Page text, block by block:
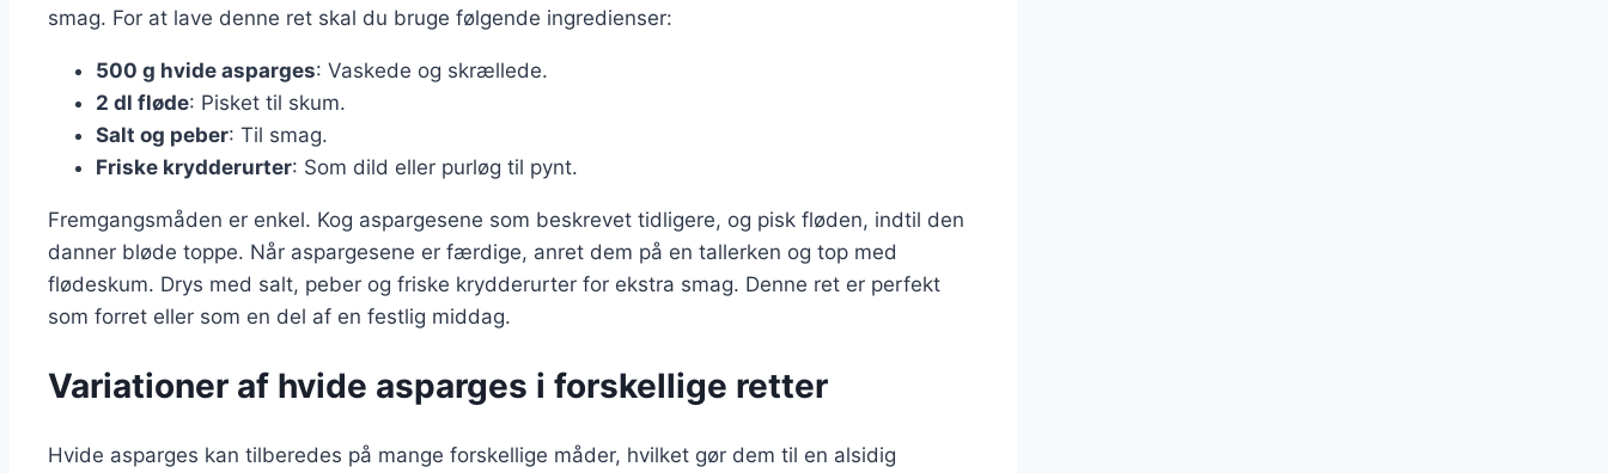
smag. For at lave denne ret skal du bruge følgende ingredienser:
500 g hvide asparges: Vaskede og skrællede.
2 dl fløde: Pisket til skum.
Salt og peber: Til smag.
Friske krydderurter: Som dild eller purløg til pynt.
Fremgangsmåden er enkel. Kog aspargesene som beskrevet tidligere, og pisk fløden, indtil den
danner bløde toppe. Når aspargesene er færdige, anret dem på en tallerken og top med
flødeskum. Drys med salt, peber og friske krydderurter for ekstra smag. Denne ret er perfekt
som forret eller som en del af en festlig middag.
Variationer af hvide asparges i forskellige retter
Hvide asparges kan tilberedes på mange forskellige måder, hvilket gør dem til en alsidig